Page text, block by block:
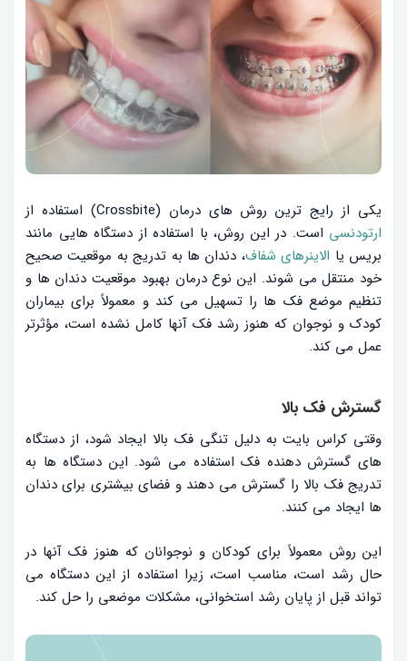
یکی از رایج ترین روش های درمان (Crossbite) استفاده از
ارتودنسی است. در این روش، با استفاده از دستگاه هایی مانند
بریس یا الاینرهای شفاف، دندان ها به تدریج به موقعیت صحیح
خود منتقل می شوند. این نوع درمان بهبود موقعیت دندان ها و
تنظیم موضع فک ها را تسهیل می کند و معمولاً برای بیماران
کودک و نوجوان که هنوز رشد فک آنها کامل نشده است، مؤثرتر
عمل می کند.
گسترش فک بالا
وقتی کراس بایت به دلیل تنگی فک بالا ایجاد شود، از دستگاه
های گسترش دهنده فک استفاده می شود. این دستگاه ها به
تدریج فک بالا را گسترش می دهند و فضای بیشتری برای دندان
ها ایجاد می کنند.
این روش معمولاً برای کودکان و نوجوانان که هنوز فک آنها در
حال رشد است، مناسب است، زیرا استفاده از این دستگاه می
تواند قبل از پایان رشد استخوانی، مشکلات موضعی را حل کند.